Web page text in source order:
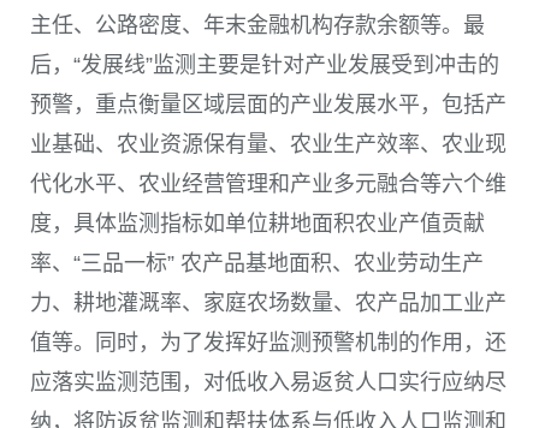
主任、公路密度、年末金融机构存款余额等。最
后，“发展线”监测主要是针对产业发展受到冲击的
预警，重点衡量区域层面的产业发展水平，包括产
业基础、农业资源保有量、农业生产效率、农业现
代化水平、农业经营管理和产业多元融合等六个维
度，具体监测指标如单位耕地面积农业产值贡献
率、“三品一标” 农产品基地面积、农业劳动生产
力、耕地灌溉率、家庭农场数量、农产品加工业产
值等。同时，为了发挥好监测预警机制的作用，还
应落实监测范围，对低收入易返贫人口实行应纳尽
纳，将防返贫监测和帮扶体系与低收入人口监测和